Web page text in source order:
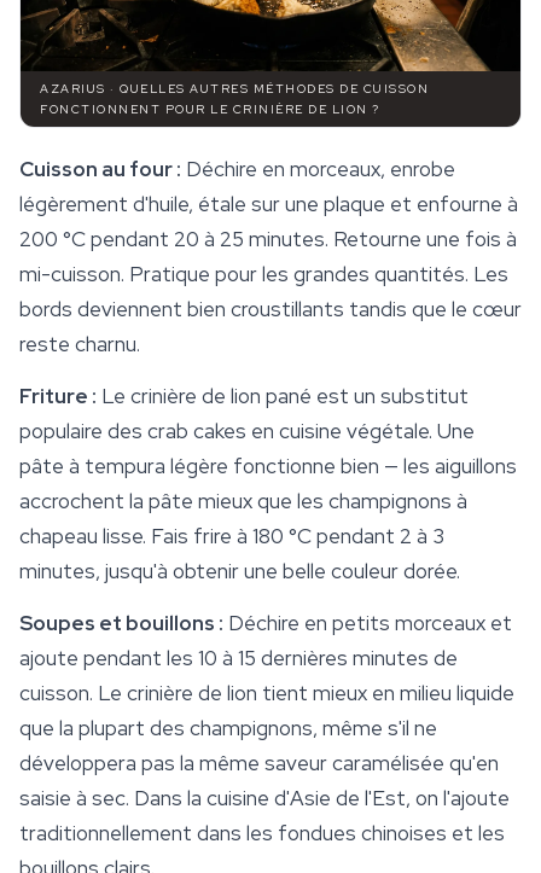
AZARIUS · QUELLES AUTRES MÉTHODES DE CUISSON
FONCTIONNENT POUR LE CRINIÈRE DE LION ?
Cuisson au four : Déchire en morceaux, enrobe
légèrement d'huile, étale sur une plaque et enfourne à
200 °C pendant 20 à 25 minutes. Retourne une fois à
mi-cuisson. Pratique pour les grandes quantités. Les
bords deviennent bien croustillants tandis que le cœur
reste charnu.
Friture : Le crinière de lion pané est un substitut
populaire des crab cakes en cuisine végétale. Une
pâte à tempura légère fonctionne bien — les aiguillons
accrochent la pâte mieux que les champignons à
chapeau lisse. Fais frire à 180 °C pendant 2 à 3
minutes, jusqu'à obtenir une belle couleur dorée.
Soupes et bouillons : Déchire en petits morceaux et
ajoute pendant les 10 à 15 dernières minutes de
cuisson. Le crinière de lion tient mieux en milieu liquide
que la plupart des champignons, même s'il ne
développera pas la même saveur caramélisée qu'en
saisie à sec. Dans la cuisine d'Asie de l'Est, on l'ajoute
traditionnellement dans les fondues chinoises et les